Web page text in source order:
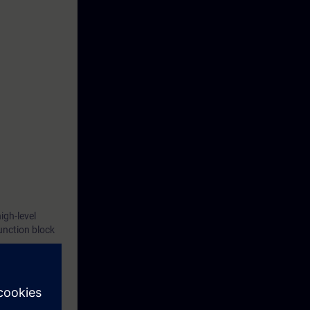
level
block
1500